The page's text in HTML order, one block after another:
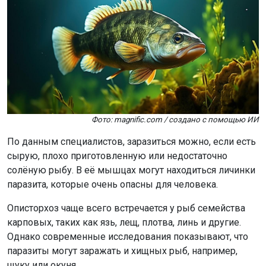
Фото: magnific.com / создано с помощью ИИ
По данным специалистов, заразиться можно, если есть
сырую, плохо приготовленную или недостаточно
солёную рыбу. В её мышцах могут находиться личинки
паразита, которые очень опасны для человека.
Описторхоз чаще всего встречается у рыб семейства
карповых, таких как язь, лещ, плотва, линь и другие.
Однако современные исследования показывают, что
паразиты могут заражать и хищных рыб, например,